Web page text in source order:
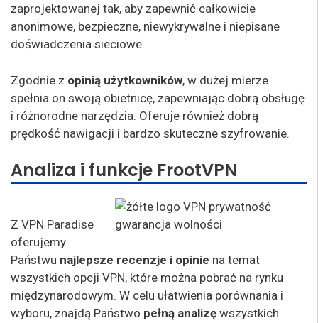
zaprojektowanej tak, aby zapewnić całkowicie
anonimowe, bezpieczne, niewykrywalne i niepisane
doświadczenia sieciowe.
Zgodnie z opinią użytkowników, w dużej mierze
spełnia on swoją obietnicę, zapewniając dobrą obsługę
i różnorodne narzędzia. Oferuje również dobrą
prędkość nawigacji i bardzo skuteczne szyfrowanie.
Analiza i funkcje FrootVPN
Z VPN Paradise
oferujemy
Państwu najlepsze recenzje i opinie na temat
wszystkich opcji VPN, które można pobrać na rynku
międzynarodowym. W celu ułatwienia porównania i
wyboru, znajdą Państwo pełną analizę wszystkich